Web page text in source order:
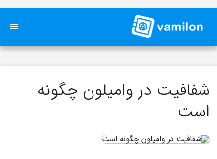
شفافیت در وامیلون چگونه
است